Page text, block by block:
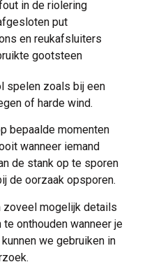
in de riolering
put
en reukafsluiters
gootsteen
spelen zoals bij een
of harde wind.
bepaalde momenten
wanneer iemand
de stank op te sporen
de oorzaak opsporen.
zoveel mogelijk details
onthouden wanneer je
we gebruiken in